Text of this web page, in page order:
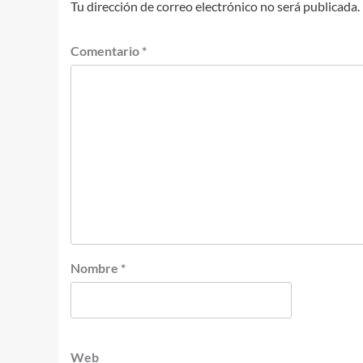
Tu dirección de correo electrónico no será publicada.
Comentario *
Nombre *
Web